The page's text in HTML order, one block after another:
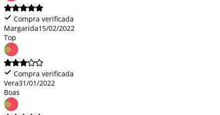
Compra verificada
Margarida15/02/2022
Top
Compra verificada
Vera31/01/2022
Boas